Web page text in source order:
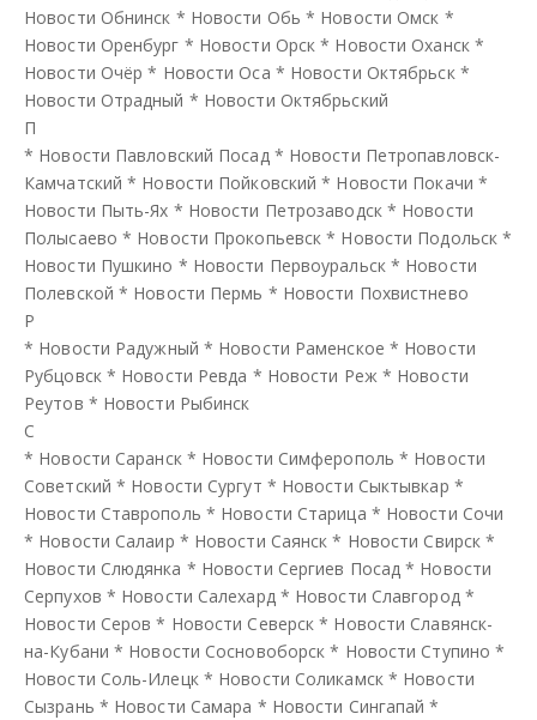
Новости Обнинск * Новости Обь * Новости Омск *
Новости Оренбург * Новости Орск * Новости Оханск *
Новости Очёр * Новости Оса * Новости Октябрьск *
Новости Отрадный * Новости Октябрьский
П
* Новости Павловский Посад * Новости Петропавловск-
Камчатский * Новости Пойковский * Новости Покачи *
Новости Пыть-Ях * Новости Петрозаводск * Новости
Полысаево * Новости Прокопьевск * Новости Подольск *
Новости Пушкино * Новости Первоуральск * Новости
Полевской * Новости Пермь * Новости Похвистнево
Р
* Новости Радужный * Новости Раменское * Новости
Рубцовск * Новости Ревда * Новости Реж * Новости
Реутов * Новости Рыбинск
С
* Новости Саранск * Новости Симферополь * Новости
Советский * Новости Сургут * Новости Сыктывкар *
Новости Ставрополь * Новости Старица * Новости Сочи
* Новости Салаир * Новости Саянск * Новости Свирск *
Новости Слюдянка * Новости Сергиев Посад * Новости
Серпухов * Новости Салехард * Новости Славгород *
Новости Серов * Новости Северск * Новости Славянск-
на-Кубани * Новости Сосновоборск * Новости Ступино *
Новости Соль-Илецк * Новости Соликамск * Новости
Сызрань * Новости Самара * Новости Сингапай *